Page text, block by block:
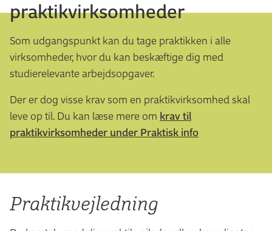
praktikvirksomheder
Som udgangspunkt kan du tage praktikken i alle
virksomheder, hvor du kan beskæftige dig med
studierelevante arbejdsopgaver.
Der er dog visse krav som en praktikvirksomhed skal
leve op til. Du kan læse mere om krav til
praktikvirksomheder under Praktisk info
Praktikvejledning